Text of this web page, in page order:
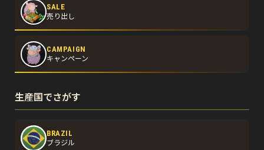
SALE
売り出し
CAMPAIGN
キャンペーン
生産国でさがす
BRAZIL
ブラジル